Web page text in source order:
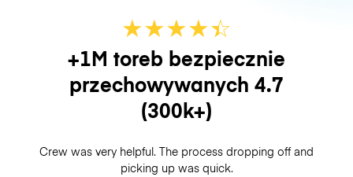
★★★★☆
★
+1M toreb bezpiecznie
przechowywanych 4.7
(300k+)
Crew was very helpful. The process dropping off and
picking up was quick.